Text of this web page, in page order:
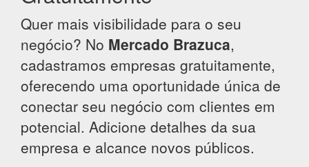
Quer mais visibilidade para o seu
negócio? No Mercado Brazuca,
cadastramos empresas gratuitamente,
oferecendo uma oportunidade única de
conectar seu negócio com clientes em
potencial. Adicione detalhes da sua
empresa e alcance novos públicos.